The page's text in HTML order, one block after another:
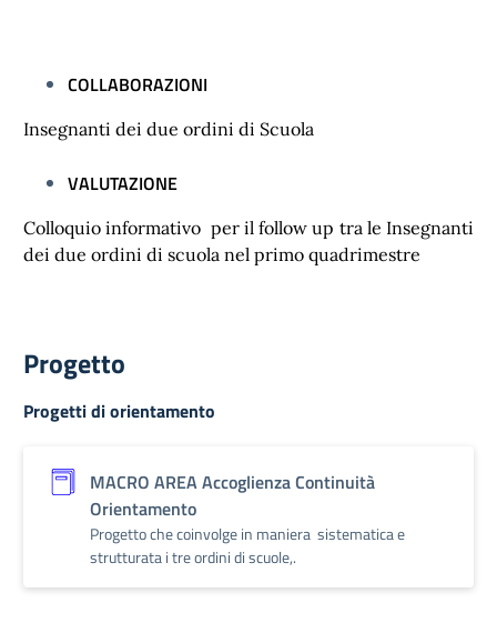
COLLABORAZIONI
Insegnanti dei due ordini di Scuola
VALUTAZIONE
Colloquio informativo per il follow up tra le Insegnanti
dei due ordini di scuola nel primo quadrimestre
Progetto
Progetti di orientamento
MACRO AREA Accoglienza Continuità
Orientamento
Progetto che coinvolge in maniera sistematica e
strutturata i tre ordini di scuole,.